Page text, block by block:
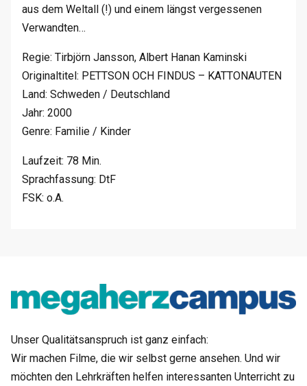
aus dem Weltall (!) und einem längst vergessenen
Verwandten…
Regie: Tirbjörn Jansson, Albert Hanan Kaminski
Originaltitel: PETTSON OCH FINDUS – KATTONAUTEN
Land: Schweden / Deutschland
Jahr: 2000
Genre: Familie / Kinder
Laufzeit: 78 Min.
Sprachfassung: DtF
FSK: o.A.
Unser Qualitätsanspruch ist ganz einfach:
Wir machen Filme, die wir selbst gerne ansehen. Und wir
möchten den Lehrkräften helfen interessanten Unterricht zu